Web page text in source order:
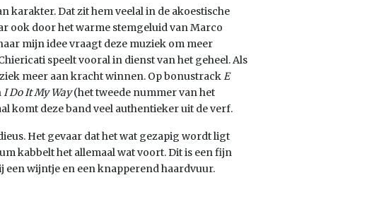
karakter. Dat zit hem veelal in de akoestische
ook door het warme stemgeluid van Marco
mijn idee vraagt deze muziek om meer
speelt vooral in dienst van het geheel. Als
meer aan kracht winnen. Op bonustrackE
I Do It My Way(het tweede nummer van het
komt deze band veel authentieker uit de verf.
Het gevaar dat het wat gezapig wordt ligt
kabbelt het allemaal wat voort. Dit is een fijn
wijntje en een knapperend haardvuur.